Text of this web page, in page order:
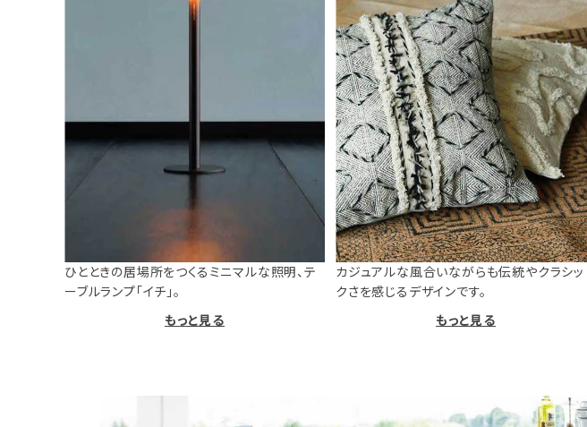
ひとときの居場所をつくるミニマルな照明、テ
ーブルランプ「イチ」。
もっと見る
カジュアルな風合いながらも伝統やクラシッ
クさを感じるデザインです。
もっと見る